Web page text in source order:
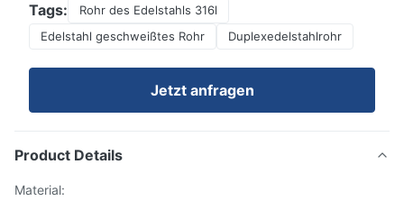
Tags:
Rohr des Edelstahls 316l
Edelstahl geschweißtes Rohr
Duplexedelstahlrohr
Jetzt anfragen
Product Details
Material: